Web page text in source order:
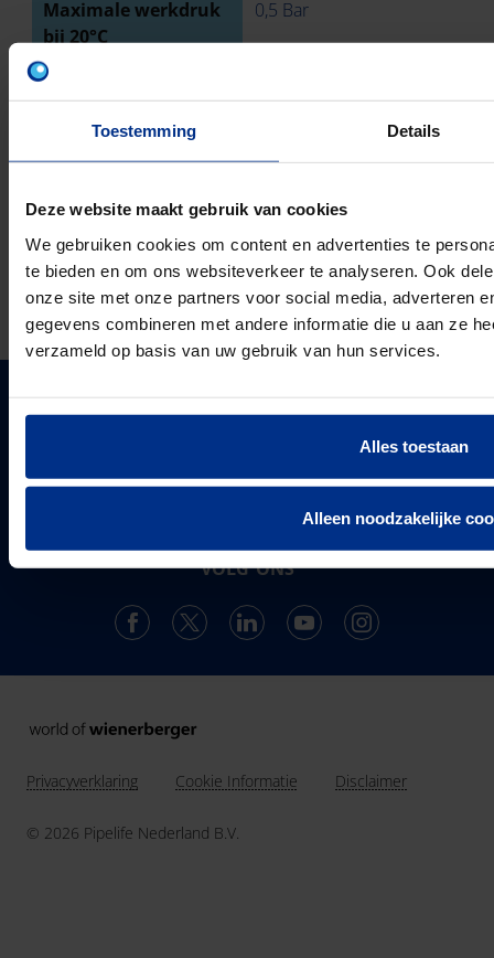
Toestemming Details
Deze website maakt gebruik van cookies
We gebruiken cookies om content en advertenties te
te bieden en om ons websiteverkeer te analyseren. Ook
onze site met onze partners voor social media, adverteren
gegevens combineren met andere informatie die u aan ze
verzameld op basis van uw gebruik van hun services.
Alles toestaan
Alleen noodzakelijke
Maximale werkdruk
bij 20°C
0,5 Bar
Ringstijfheidsklasse
Met pakkingen
TECHNISCHE TEKENING
DOWNLOADS
Pipelife is één van de grootste producenten van
kunststof leidingsystemen in Europa. Sinds 1947
ontwikkelt, produceert en levert de vestiging in
Enkhuizen een compleet en trendsettend programma.
Landen in Europa
PIPELIFE
Projecten & Nieuws
VOLG ONS
Privacyverklaring Cookie Informatie Disclaimer
© 2026 Pipelife Nederland B.V.